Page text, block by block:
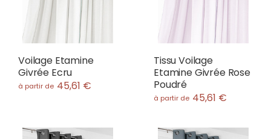
Voilage Etamine
Givrée Ecru
à partir de 45,61 €
Tissu Voilage
Etamine Givrée Rose
Poudré
à partir de 45,61 €